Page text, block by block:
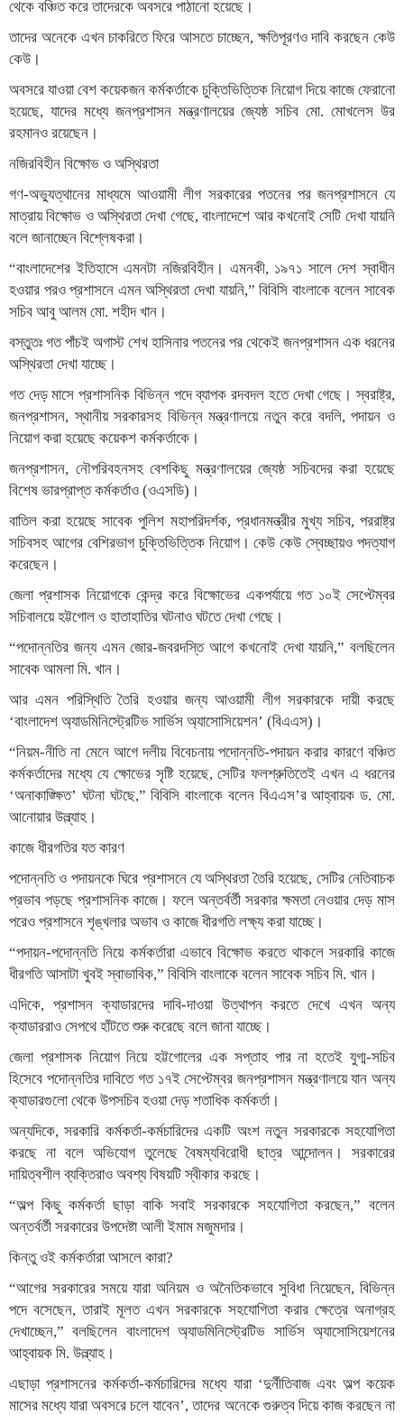
থেকে বঞ্চিত করে তাদেরকে অবসরে পাঠানো হয়েছে।
তাদের অনেকে এখন চাকরিতে ফিরে আসতে চাচ্ছেন, ক্ষতিপূরণও দাবি করছেন কেউ
কেউ।
অবসরে যাওয়া বেশ কয়েকজন কর্মকর্তাকে চুক্তিভিত্তিক নিয়োগ দিয়ে কাজে ফেরানো
হয়েছে, যাদের মধ্যে জনপ্রশাসন মন্ত্রণালয়ের জ্যেষ্ঠ সচিব মো. মোখলেস উর
রহমানও রয়েছেন।
নজিরবিহীন বিক্ষোভ ও অস্থিরতা
গণ-অভ্যুত্থানের মাধ্যমে আওয়ামী লীগ সরকারের পতনের পর জনপ্রশাসনে যে
মাত্রায় বিক্ষোভ ও অস্থিরতা দেখা গেছে, বাংলাদেশে আর কখনোই সেটি দেখা যায়নি
বলে জানাচ্ছেন বিশ্লেষকরা।
“বাংলাদেশের ইতিহাসে এমনটা নজিরবিহীন। এমনকী, ১৯৭১ সালে দেশ স্বাধীন
হওয়ার পরও প্রশাসনে এমন অস্থিরতা দেখা যায়নি,” বিবিসি বাংলাকে বলেন সাবেক
সচিব আবু আলম মো. শহীদ খান।
বস্তুতঃ গত পাঁচই অগাস্ট শেখ হাসিনার পতনের পর থেকেই জনপ্রশাসন এক ধরনের
অস্থিরতা দেখা যাচ্ছে।
গত দেড় মাসে প্রশাসনিক বিভিন্ন পদে ব্যাপক রদবদল হতে দেখা গেছে। স্বরাষ্ট্র,
জনপ্রশাসন, স্থানীয় সরকারসহ বিভিন্ন মন্ত্রণালয়ে নতুন করে বদলি, পদায়ন ও
নিয়োগ করা হয়েছে কয়েকশ কর্মকর্তাকে।
জনপ্রশাসন, নৌপরিবহনসহ বেশকিছু মন্ত্রণালয়ের জ্যেষ্ঠ সচিবদের করা হয়েছে
বিশেষ ভারপ্রাপ্ত কর্মকর্তাও (ওএসডি)।
বাতিল করা হয়েছে সাবেক পুলিশ মহাপরিদর্শক, প্রধানমন্ত্রীর মুখ্য সচিব, পররাষ্ট্র
সচিবসহ আগের বেশিরভাগ চুক্তিভিত্তিক নিয়োগ। কেউ কেউ স্বেচ্ছায়ও পদত্যাগ
করেছেন।
জেলা প্রশাসক নিয়োগকে কেন্দ্র করে বিক্ষোভের একপর্যায়ে গত ১০ই সেপ্টেম্বর
সচিবালয়ে হট্টগোল ও হাতাহাতির ঘটনাও ঘটতে দেখা গেছে।
“পদোন্নতির জন্য এমন জোর-জবরদস্তি আগে কখনোই দেখা যায়নি,” বলছিলেন
সাবেক আমলা মি. খান।
আর এমন পরিস্থিতি তৈরি হওয়ার জন্য আওয়ামী লীগ সরকারকে দায়ী করছে
‘বাংলাদেশ অ্যাডমিনিস্ট্রেটিভ সার্ভিস অ্যাসোসিয়েশন’ (বিএএস)।
“নিয়ম-নীতি না মেনে আগে দলীয় বিবেচনায় পদোন্নতি-পদায়ন করার কারণে বঞ্চিত
কর্মকর্তাদের মধ্যে যে ক্ষোভের সৃষ্টি হয়েছে, সেটির ফলশ্রুতিতেই এখন এ ধরনের
‘অনাকাঙ্ক্ষিত’ ঘটনা ঘটছে,” বিবিসি বাংলাকে বলেন বিএএস’র আহ্বায়ক ড. মো.
আনোয়ার উল্ল্যাহ।
কাজে ধীরগতির যত কারণ
পদোন্নতি ও পদায়নকে ঘিরে প্রশাসনে যে অস্থিরতা তৈরি হয়েছে, সেটির নেতিবাচক
প্রভাব পড়ছে প্রশাসনিক কাজে। ফলে অন্তর্বর্তী সরকার ক্ষমতা নেওয়ার দেড় মাস
পরেও প্রশাসনে শৃঙ্খলার অভাব ও কাজে ধীরগতি লক্ষ্য করা যাচ্ছে।
“পদায়ন-পদোন্নতি নিয়ে কর্মকর্তারা এভাবে বিক্ষোভ করতে থাকলে সরকারি কাজে
ধীরগতি আসাটা খুবই স্বাভাবিক,” বিবিসি বাংলাকে বলেন সাবেক সচিব মি. খান।
এদিকে, প্রশাসন ক্যাডারদের দাবি-দাওয়া উত্থাপন করতে দেখে এখন অন্য
ক্যাডাররাও সেপথে হাঁটতে শুরু করেছে বলে জানা যাচ্ছে।
জেলা প্রশাসক নিয়োগ নিয়ে হট্টগোলের এক সপ্তাহ পার না হতেই যুগ্ম-সচিব
হিসেবে পদোন্নতির দাবিতে গত ১৭ই সেপ্টেম্বর জনপ্রশাসন মন্ত্রণালয়ে যান অন্য
ক্যাডারগুলো থেকে উপসচিব হওয়া দেড় শতাধিক কর্মকর্তা।
অন্যদিকে, সরকারি কর্মকর্তা-কর্মচারিদের একটি অংশ নতুন সরকারকে সহযোগিতা
করছে না বলে অভিযোগ তুলেছে বৈষম্যবিরোধী ছাত্র আন্দোলন। সরকারের
দায়িত্বশীল ব্যক্তিরাও অবশ্য বিষয়টি স্বীকার করছে।
“অল্প কিছু কর্মকর্তা ছাড়া বাকি সবাই সরকারকে সহযোগিতা করছেন,” বলেন
অন্তর্বর্তী সরকারের উপদেষ্টা আলী ইমাম মজুমদার।
কিন্তু ওই কর্মকর্তারা আসলে কারা?
“আগের সরকারের সময়ে যারা অনিয়ম ও অনৈতিকভাবে সুবিধা নিয়েছেন, বিভিন্ন
পদে বসেছেন, তারাই মূলত এখন সরকারকে সহযোগিতা করার ক্ষেত্রে অনাগ্রহ
দেখাচ্ছেন,” বলছিলেন বাংলাদেশ অ্যাডমিনিস্ট্রেটিভ সার্ভিস অ্যাসোসিয়েশনের
আহ্বায়ক মি. উল্ল্যাহ।
এছাড়া প্রশাসনের কর্মকর্তা-কর্মচারিদের মধ্যে যারা ‘দুর্নীতিবাজ এবং অল্প কয়েক
মাসের মধ্যে যারা অবসরে চলে যাবেন’, তাদের অনেকে গুরুত্ব দিয়ে কাজ করছেন না